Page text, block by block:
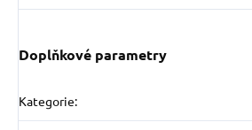
Doplňkové parametry
Kategorie: